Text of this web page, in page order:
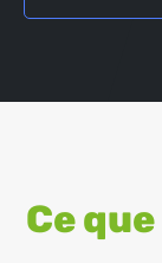
Ce que